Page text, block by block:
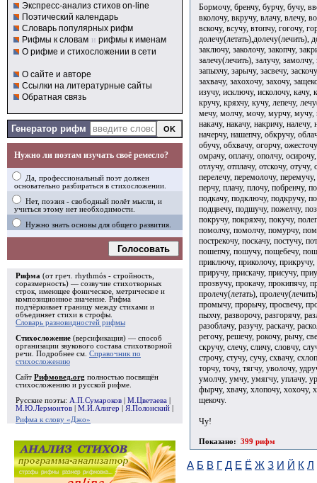
Экспресс-анализ стихов on-line
Поэтический календарь
Словарь популярных рифм
Рифмы к словам и рифмы к именам
О рифме и стихосложении в сети
О сайте и авторе
Ссылки на литературные сайты
Обратная связь
Генератор рифм
Нужно ли поэтам изучать своё ремесло?
Да, профессиональный поэт должен
основательно разбираться в стихосложении.
Нет, поэзия - свободный полёт мысли, и
учиться этому нет необходимости.
Нужно знать основы для общего развития.
Голосовать
Рифма (от греч. rhythmós - стройность,
соразмерность) — созвучие стихотворных
строк, имеющее фоническое, метрическое и
композиционное значение. Рифма
подчёркивает границу между стихами и
объединяет стихи в строфы
Словарь разновидностей рифмы
Стихосложение (версификация) — способ
организации звукового состава стихотворной
речи. Подробнее см. Справочник по
стихосложению
Сайт Рифмовед.org полностью посвящён
стихосложению и русской рифме.
Русские поэты: А.П.Сумароков М.Цветаева
М.Ю.Лермонтов
М.И.Алигер Я.Полонский
Рифма к слову «Джо»
Бормочу, бренчу, бурчу, бучу,
вколочу, вкручу, влачу, влечу,
вскочу, всучу, втопчу, гогочу,
долечу(летать),долечу(лечить),
заключу, заколочу, закопчу,
залечу(лечить), залучу,
запыхчу, зарычу, засвечу,
захвачу, захохочу, захочу,
изучу, исключу, исколочу, качу,
кручу, кряхчу, кучу, лепечу,
мечу, молчу, мочу, мурчу, мучу,
накачу, накачу, накричу,
начерчу, нашепчу, обкручу,
обучу, обхвачу, огорчу,
омрачу, оплачу, ополчу,
отлучу, отплачу, отскочу,
перелечу, перемолочу,
перчу, плачу, плочу, побренчу,
подкачу, подключу, подкручу,
подцвечу, подшучу, пожелчу,
покручу, покряхчу, покучу,
помолчу, помолчу, помурчу,
пострекочу, поскачу, постучу,
пошепчу, пошучу, пощебечу,
приключу, приколочу,
приручу, прискачу, присучу,
прозвучу, прокачу, прокипячу,
пролечу(летать),
промычу, прорычу, просвечу,
пыхчу, разворочу, разгорячу,
разоблачу, разучу, раскачу,
регочу, решечу, рокочу, рычу,
скручу, слечу, сличу, словчу,
строчу, стучу, сучу, схвачу,
торчу, точу, тягчу, уволочу,
умолчу, умчу, умягчу, уплачу,
фырчу, хвачу, хлопочу, хохочу,
щекочу.
Чу!
Показано: 399 рифм
А Б В Г Д Е Ё Ж З И Й К Л